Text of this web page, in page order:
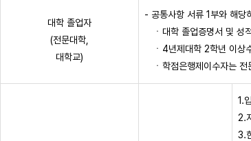
대학 졸업자
(전문대학,
대학교)
- 공통사항 서류 1부와 해당
ㆍ대학 졸업증명서 및 성
ㆍ4년제대학 2학년 이상
ㆍ학점은행제이수자는 전
1.
2.
3.